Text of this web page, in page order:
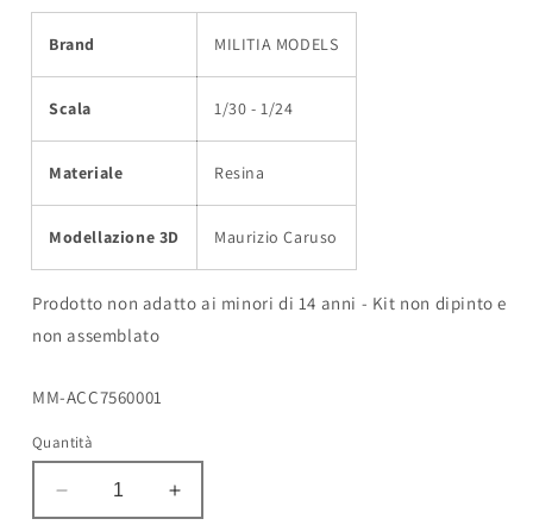
Brand MILITIA MODELS
Scala 1/30 - 1/24
Materiale Resina
Modellazione 3D Maurizio Caruso
Prodotto non adatto ai minori di 14 anni - Kit non dipinto e
non assemblato
SKU:
MM-ACC7560001
Quantità
Diminuisci
Aumenta